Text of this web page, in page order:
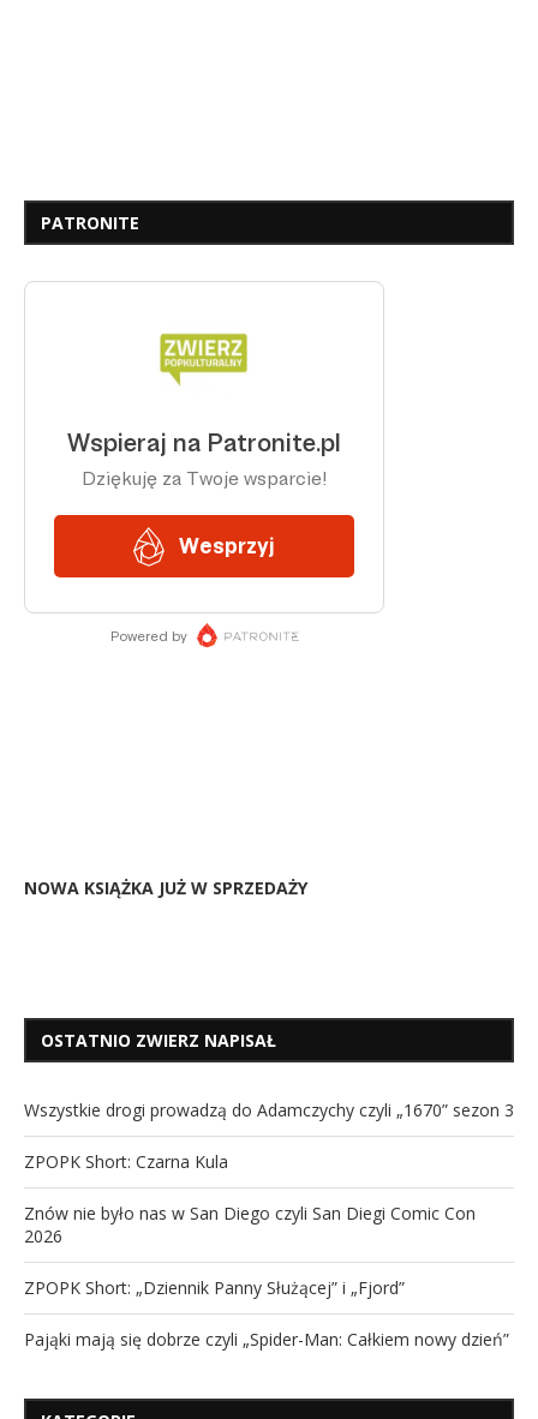
PATRONITE
NOWA KSIĄŻKA JUŻ W SPRZEDAŻY
OSTATNIO ZWIERZ NAPISAŁ
Wszystkie drogi prowadzą do Adamczychy czyli „1670” sezon 3
ZPOPK Short: Czarna Kula
Znów nie było nas w San Diego czyli San Diegi Comic Con
2026
ZPOPK Short: „Dziennik Panny Służącej” i „Fjord”
Pająki mają się dobrze czyli „Spider-Man: Całkiem nowy dzień”